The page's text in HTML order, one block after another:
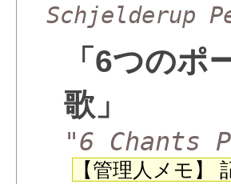
Schjelderup
「6つのポ
歌」
"6 Chants
【管理人メモ